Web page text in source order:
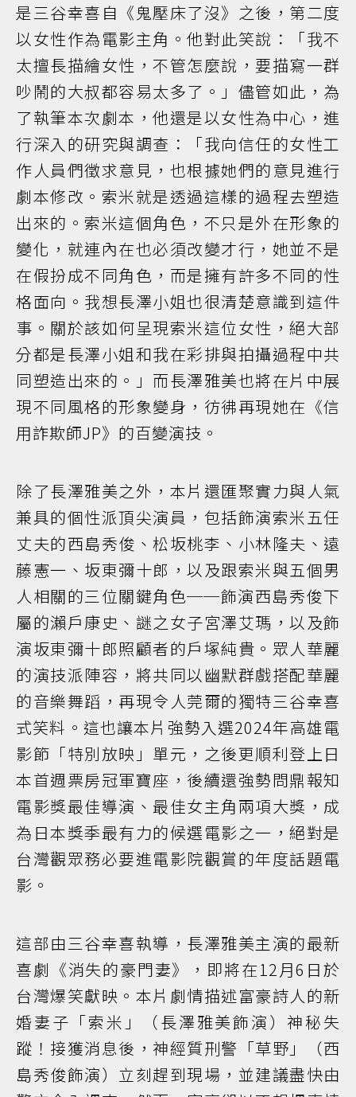
是三谷幸喜自《鬼壓床了沒》之後，第二度
以女性作為電影主角。他對此笑說：「我不
太擅長描繪女性，不管怎麼說，要描寫一群
吵鬧的大叔都容易太多了。」儘管如此，為
了執筆本次劇本，他還是以女性為中心，進
行深入的研究與調查：「我向信任的女性工
作人員們徵求意見，也根據她們的意見進行
劇本修改。索米就是透過這樣的過程去塑造
出來的。索米這個角色，不只是外在形象的
變化，就連內在也必須改變才行，她並不是
在假扮成不同角色，而是擁有許多不同的性
格面向。我想長澤小姐也很清楚意識到這件
事。關於該如何呈現索米這位女性，絕大部
分都是長澤小姐和我在彩排與拍攝過程中共
同塑造出來的。」而長澤雅美也將在片中展
現不同風格的形象變身，彷彿再現她在《信
用詐欺師JP》的百變演技。
除了長澤雅美之外，本片還匯聚實力與人氣
兼具的個性派頂尖演員，包括飾演索米五任
丈夫的西島秀俊、松坂桃李、小林隆夫、遠
藤憲一、坂東彌十郎，以及跟索米與五個男
人相關的三位關鍵角色──飾演西島秀俊下
屬的瀨戶康史、謎之女子宮澤艾瑪，以及飾
演坂東彌十郎照顧者的戶塚純貴。眾人華麗
的演技派陣容，將共同以幽默群戲搭配華麗
的音樂舞蹈，再現令人莞爾的獨特三谷幸喜
式笑料。這也讓本片強勢入選2024年高雄電
影節「特別放映」單元，之後更順利登上日
本首週票房冠軍寶座，後續還強勢問鼎報知
電影獎最佳導演、最佳女主角兩項大獎，成
為日本獎季最有力的候選電影之一，絕對是
台灣觀眾務必要進電影院觀賞的年度話題電
影。
這部由三谷幸喜執導，長澤雅美主演的最新
喜劇《消失的豪門妻》，即將在12月6日於
台灣爆笑獻映。本片劇情描述富豪詩人的新
婚妻子「索米」（長澤雅美飾演）神秘失
蹤！接獲消息後，神經質刑警「草野」（西
島秀俊飾演）立刻趕到現場，並建議盡快由